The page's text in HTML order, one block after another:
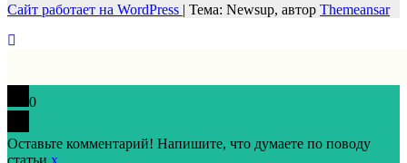
Сайт работает на WordPress | Тема: Newsup, автор Themeansar
0
Оставьте комментарий! Напишите, что думаете по поводу
статьи.x